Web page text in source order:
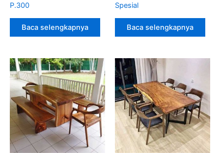
P.300
Baca selengkapnya
Spesial
Baca selengkapnya